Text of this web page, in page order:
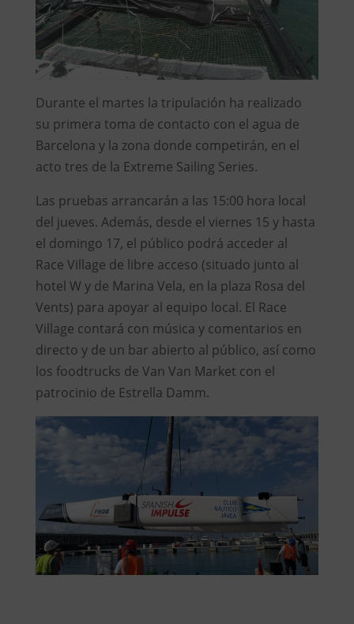
Durante el martes la tripulación ha realizado
su primera toma de contacto con el agua de
Barcelona y la zona donde competirán, en el
acto tres de la Extreme Sailing Series.
Las pruebas arrancarán a las 15:00 hora local
del jueves. Además, desde el viernes 15 y hasta
el domingo 17, el público podrá acceder al
Race Village de libre acceso (situado junto al
hotel W y de Marina Vela, en la plaza Rosa del
Vents) para apoyar al equipo local. El Race
Village contará con música y comentarios en
directo y de un bar abierto al público, así como
los foodtrucks de Van Van Market con el
patrocinio de Estrella Damm.